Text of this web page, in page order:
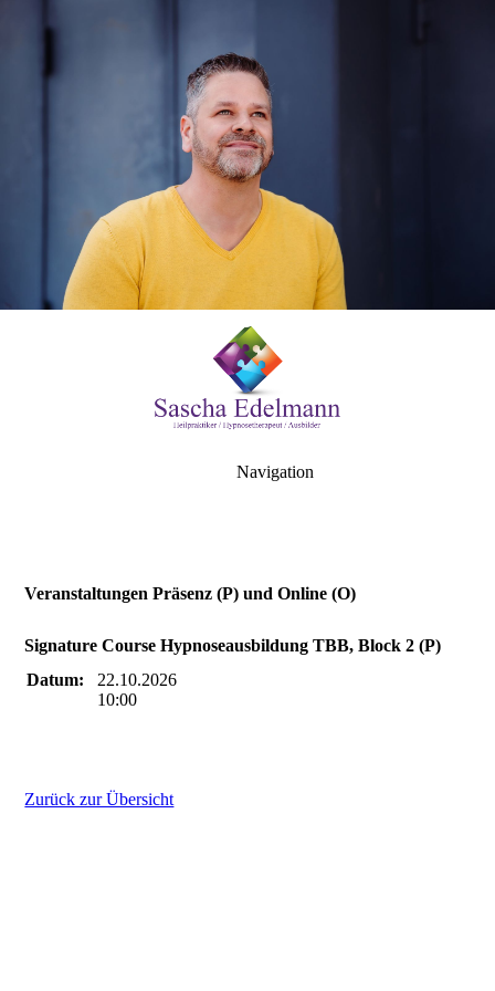
Navigation
Veranstaltungen Präsenz (P) und Online (O)
Signature Course Hypnoseausbildung TBB, Block 2 (P)
Datum:
22.10.2026
10:00
Zurück zur Übersicht